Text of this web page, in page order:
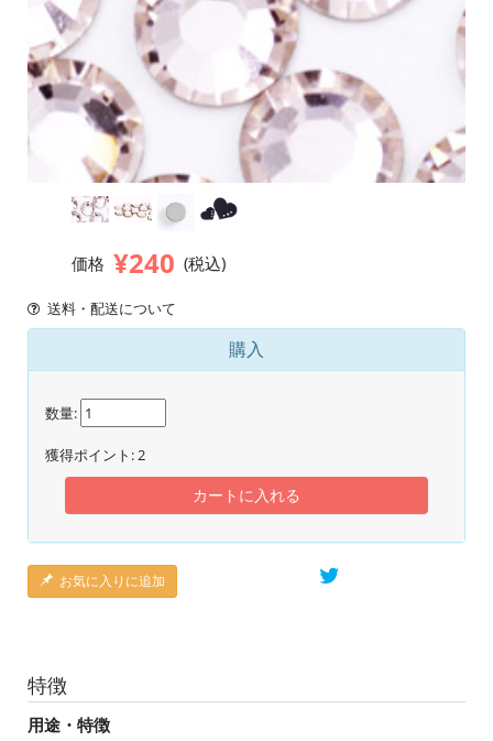
価格 ¥240 (税込)
送料・配送について
購入
数量:
獲得ポイント:2
カートに入れる
お気に入りに追加
特徴
用途・特徴